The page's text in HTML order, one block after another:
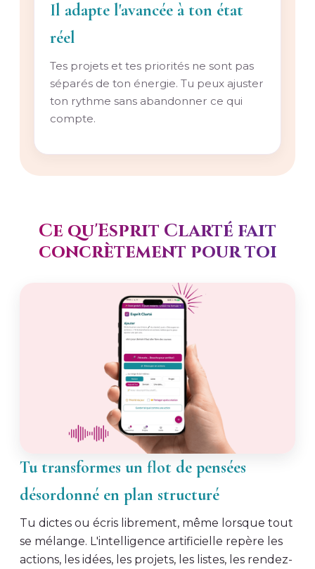
Il adapte l'avancée à ton état
réel
Tes projets et tes priorités ne sont pas
séparés de ton énergie. Tu peux ajuster
ton rythme sans abandonner ce qui
compte.
Ce qu'Esprit Clarté fait
concrètement pour toi
Tu transformes un flot de pensées
désordonné en plan structuré
Tu dictes ou écris librement, même lorsque tout
se mélange. L'intelligence artificielle repère les
actions, les idées, les projets, les listes, les rendez-